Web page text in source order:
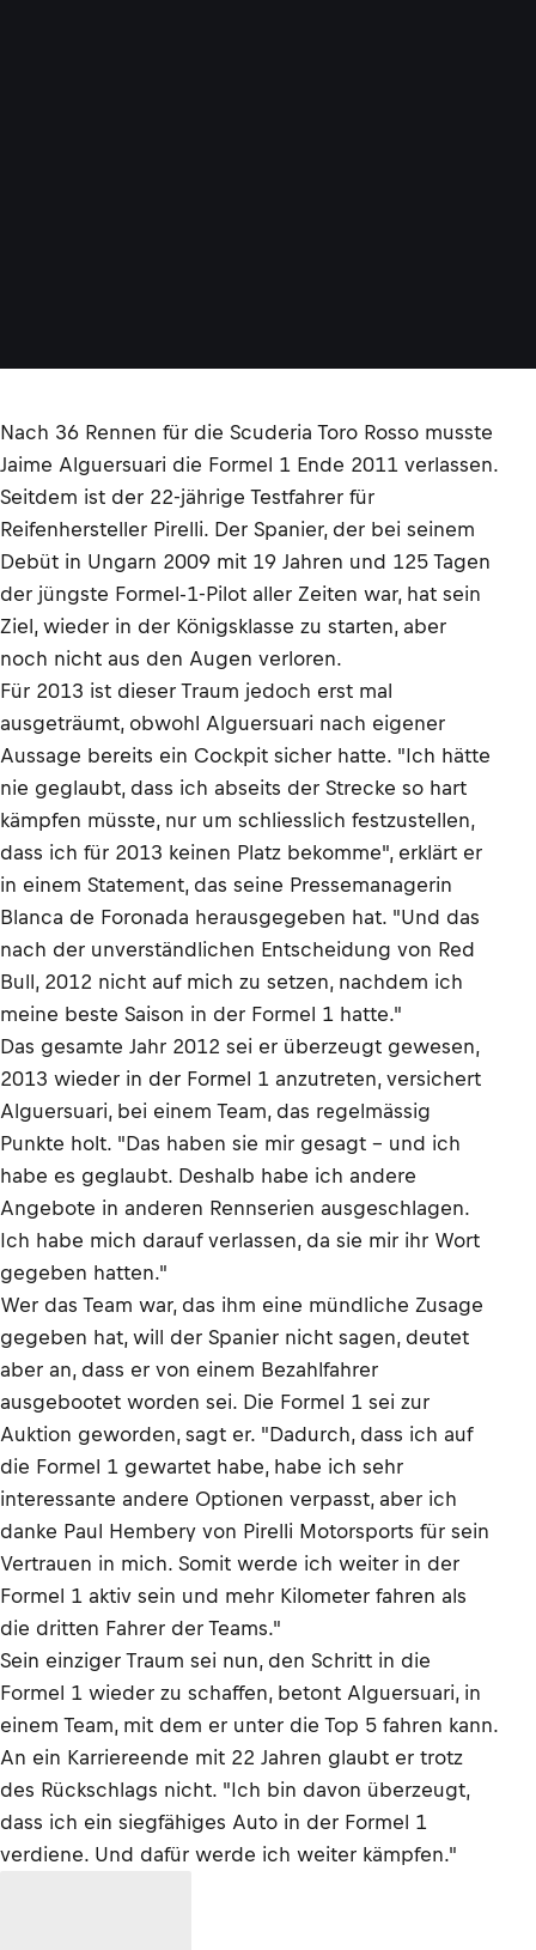
Nach 36 Rennen für die Scuderia Toro Rosso musste
Jaime Alguersuari die Formel 1 Ende 2011 verlassen.
Seitdem ist der 22-jährige Testfahrer für
Reifenhersteller Pirelli. Der Spanier, der bei seinem
Debüt in Ungarn 2009 mit 19 Jahren und 125 Tagen
der jüngste Formel-1-Pilot aller Zeiten war, hat sein
Ziel, wieder in der Königsklasse zu starten, aber
noch nicht aus den Augen verloren.
Für 2013 ist dieser Traum jedoch erst mal
ausgeträumt, obwohl Alguersuari nach eigener
Aussage bereits ein Cockpit sicher hatte. "Ich hätte
nie geglaubt, dass ich abseits der Strecke so hart
kämpfen müsste, nur um schliesslich festzustellen,
dass ich für 2013 keinen Platz bekomme", erklärt er
in einem Statement, das seine Pressemanagerin
Blanca de Foronada herausgegeben hat. "Und das
nach der unverständlichen Entscheidung von Red
Bull, 2012 nicht auf mich zu setzen, nachdem ich
meine beste Saison in der Formel 1 hatte."
Das gesamte Jahr 2012 sei er überzeugt gewesen,
2013 wieder in der Formel 1 anzutreten, versichert
Alguersuari, bei einem Team, das regelmässig
Punkte holt. "Das haben sie mir gesagt – und ich
habe es geglaubt. Deshalb habe ich andere
Angebote in anderen Rennserien ausgeschlagen.
Ich habe mich darauf verlassen, da sie mir ihr Wort
gegeben hatten."
Wer das Team war, das ihm eine mündliche Zusage
gegeben hat, will der Spanier nicht sagen, deutet
aber an, dass er von einem Bezahlfahrer
ausgebootet worden sei. Die Formel 1 sei zur
Auktion geworden, sagt er. "Dadurch, dass ich auf
die Formel 1 gewartet habe, habe ich sehr
interessante andere Optionen verpasst, aber ich
danke Paul Hembery von Pirelli Motorsports für sein
Vertrauen in mich. Somit werde ich weiter in der
Formel 1 aktiv sein und mehr Kilometer fahren als
die dritten Fahrer der Teams."
Sein einziger Traum sei nun, den Schritt in die
Formel 1 wieder zu schaffen, betont Alguersuari, in
einem Team, mit dem er unter die Top 5 fahren kann.
An ein Karriereende mit 22 Jahren glaubt er trotz
des Rückschlags nicht. "Ich bin davon überzeugt,
dass ich ein siegfähiges Auto in der Formel 1
verdiene. Und dafür werde ich weiter kämpfen."